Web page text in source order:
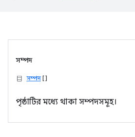
সম্পদ
সম্পদ[]
পৃষ্ঠাটির মধ্যে থাকা সম্পদসমূহ।